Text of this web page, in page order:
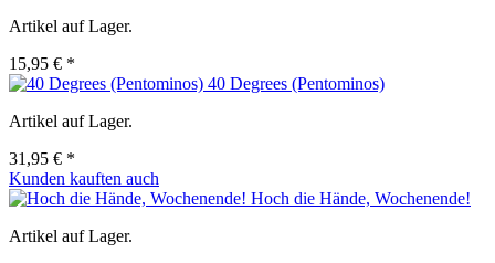
Artikel auf Lager.
15,95 € *
40 Degrees (Pentominos)
Artikel auf Lager.
31,95 € *
Kunden kauften auch
Hoch die Hände, Wochenende!
Artikel auf Lager.